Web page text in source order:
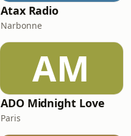
Atax Radio
Narbonne
AM
ADO Midnight Love
Paris